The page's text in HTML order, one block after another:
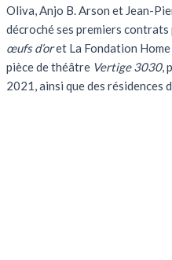
Oliva, Anjo B. Arson et Jean-
décroché ses premiers
œufs d’oret La Fondation
pièce de théâtre Vertige 3030,
2021, ainsi que des résidences